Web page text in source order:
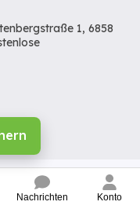
Nachrichten Konto
1, 6858